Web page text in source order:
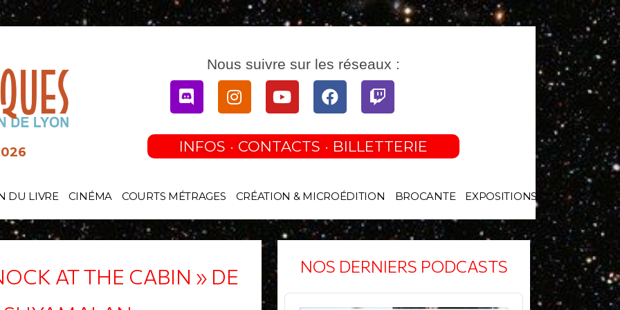
Nous suivre sur les réseaux :
DiscordInstagramYoutubeFacebookTwitch
INFOS · CONTACTS · BILLETTERIE
DU LIVRE CINÉMA COURTS MÉTRAGES CRÉATION & MICROÉDITION BROCANTE EXPOSITIONS
AT THE CABIN » DE
NOS DERNIERS PODCASTS
Audio